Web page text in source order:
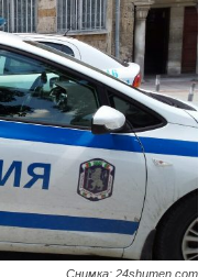
Снимка: 24shumen.com